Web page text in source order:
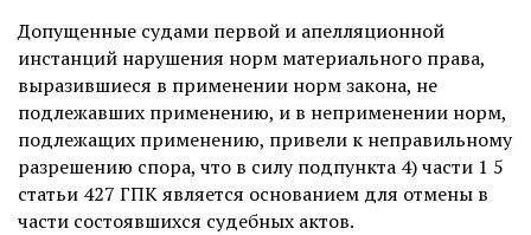
Допущенные судами первой и апелляционной
инстанций нарушения норм материального права,
выразившиеся в применении норм закона, не
подлежавших применению, и в неприменении норм,
подлежащих применению, привели к неправильному
разрешению спора, что в силу подпункта 4) части 1 5
статьи 427 ГПК является основанием для отмены в
части состоявшихся судебных актов.